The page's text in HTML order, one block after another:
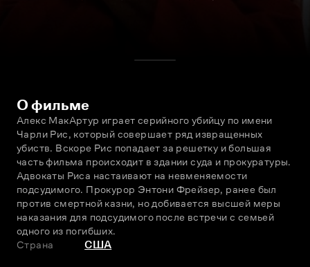
О фильме
Алекс МакАртур играет серийного убийцу по имени
Чарли Рис, который совершает ряд извращeнных
убиств. Вскоре Рис попадает за решeтку и большая
часть фильма происходит в здании суда и прокуратуры.
Адвокаты Риса настаивают на невменяемости
подсудимого. Прокурор Энтони Фрейзер, ранее был
против смертной казни, но добивается высшей меры
наказания для подсудимого после встречи с семьeй
одного из погибших.
Страна
США